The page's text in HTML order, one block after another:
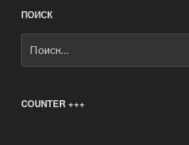
ПОИСК
COUNTER +++